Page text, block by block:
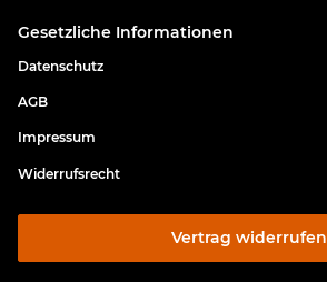
Gesetzliche Informationen
Datenschutz
AGB
Impressum
Widerrufsrecht
Vertrag widerrufen